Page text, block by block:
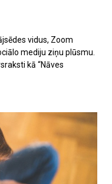
vidus, Zoom
mediju ziņu plūsmu.
kā “Nāves